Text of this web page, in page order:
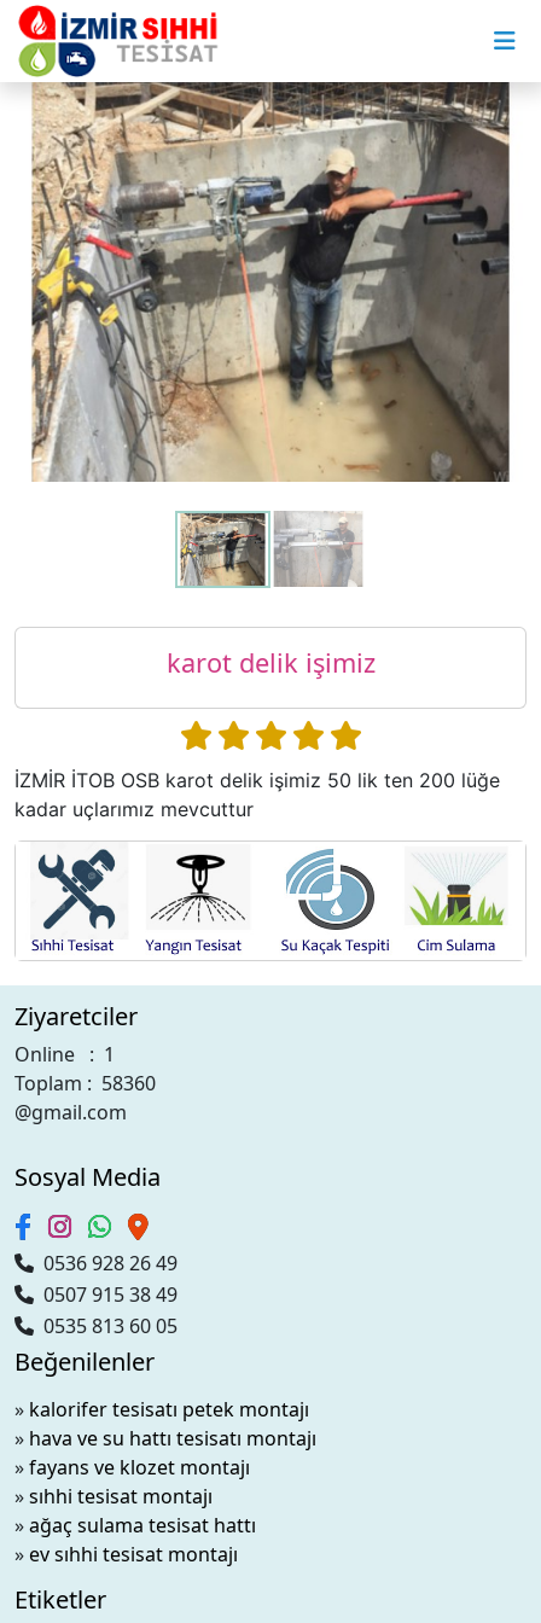
karot delik işimiz
İZMİR İTOB OSB karot delik işimiz 50 lik ten 200 lüğe
kadar uçlarımız mevcuttur
Ziyaretciler
Online : 1
Toplam : 58360
@gmail.com
Sosyal Media
0536 928 26 49
0507 915 38 49
0535 813 60 05
Beğenilenler
» kalorifer tesisatı petek montajı
» hava ve su hattı tesisatı montajı
»fayans ve klozet montajı
»sıhhi tesisat montajı
»ağaç sulama tesisat hattı
»ev sıhhi tesisat montajı
Etiketler